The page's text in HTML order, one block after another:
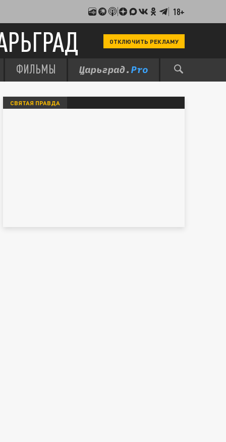
18+
ОТКЛЮЧИТЬ РЕКЛАМУ
ФИЛЬМЫ
СВЯТАЯ ПРАВДА